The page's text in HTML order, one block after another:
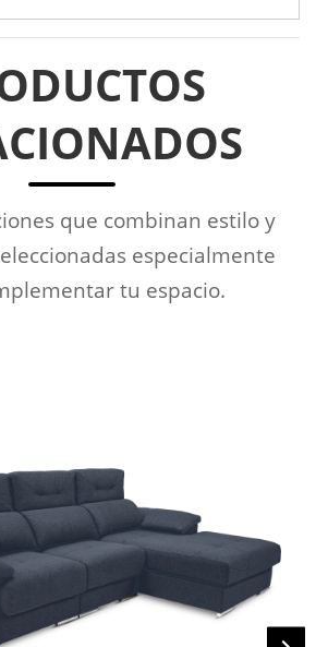
que combinan estilo y
especialmente
tu espacio.